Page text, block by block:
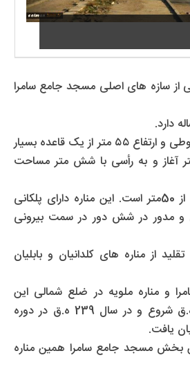
از سازه های اصلی مسجد جامع سامرا
مناره ملویه با شکل مخروطی و ارتفاع ۵۵ متر از یک قاعده بسیار
با مساحت ۳۲ متر آغاز و به رأسی با شش متر مساحت
ارتفاع مناره ملویه بیش از 50متر است. این مناره دارای پلکانی
و مدور در شش دور در سمت بیرونی
از مناره های کلدانیان و بابلیان
و مناره ملویه در ضلع شمالی این
مسجد، از سال 234 ه.ق شروع و در سال 239 ه.ق در دوره
یافت.
بخش مسجد جامع سامرا همین مناره